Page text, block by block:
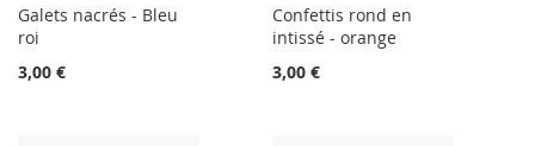
Galets nacrés - Bleu
roi
3,00 €
Confettis rond en
intissé - orange
3,00 €